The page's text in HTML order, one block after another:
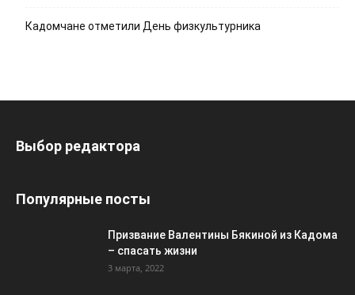
Кадомчане отметили День физкультурника
Выбор редактора
Популярные посты
Призвание Валентины Бякиной из Кадома
– спасать жизни
3 марта, 2022